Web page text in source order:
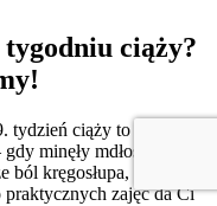
tygodniu ciąży?
tydzień ciąży to idealna
minęły mdłości i
ból kręgosłupa, zadyszka
zajęć da Ci